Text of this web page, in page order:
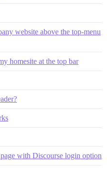
website above the top-menu
homesite at the top bar
with Discourse login option